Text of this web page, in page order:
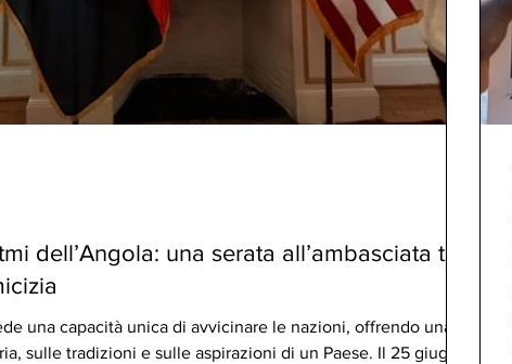
dell’Angola: una serata all’ambasciata tra
una capacità unica di avvicinare le nazioni, offrendo una
sulle tradizioni e sulle aspirazioni di un Paese. Il 25 giugno